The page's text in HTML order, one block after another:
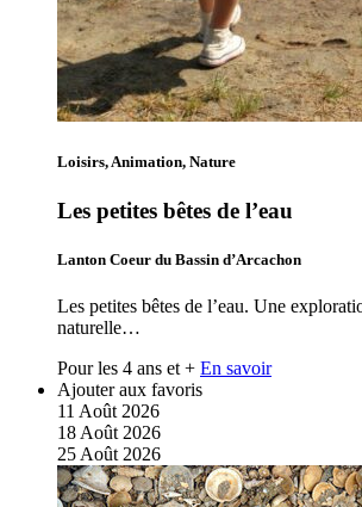
Loisirs, Animation, Nature
Les petites bêtes de l’eau
Lanton Coeur du Bassin d’Arcachon
Les petites bêtes de l’eau. Une
naturelle…
Pour les 4 ans et + En savoir
Ajouter aux favoris
11 Août 2026
18 Août 2026
25 Août 2026